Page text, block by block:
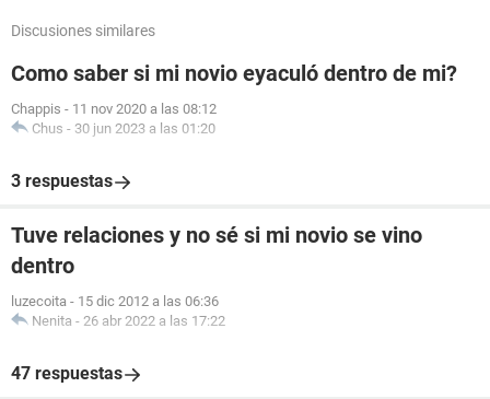
Discusiones similares
Como saber si mi novio eyaculó dentro de mi?
Chappis - 11 nov 2020 a las 08:12
Chus - 30 jun 2023 a las 01:20
3 respuestas
Tuve relaciones y no sé si mi novio se vino
dentro
luzecoita - 15 dic 2012 a las 06:36
Nenita - 26 abr 2022 a las 17:22
47 respuestas